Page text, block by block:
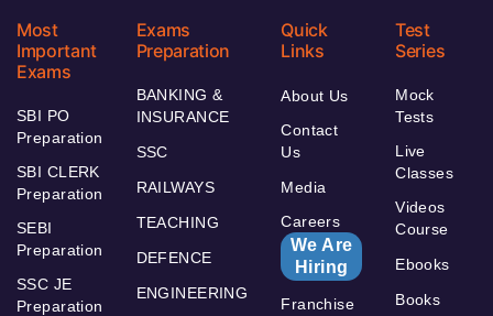
Most
Important
Exams
SBI PO
Preparation
SBI CLERK
Preparation
SEBI
Preparation
SSC JE
Preparation
Exams
Preparation
BANKING &
INSURANCE
SSC
RAILWAYS
TEACHING
DEFENCE
ENGINEERING
Quick
Links
About Us
Contact
Us
Media
Careers
We Are
Hiring
Franchise
Test
Series
Mock
Tests
Live
Classes
Videos
Course
Ebooks
Books